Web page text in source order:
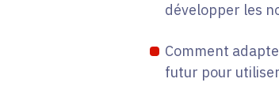
développer les
Comment
futur pour